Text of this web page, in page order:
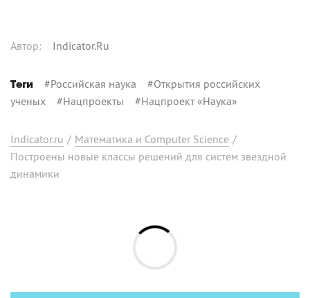
Автор: Indicator.Ru
Теги #Российская наука #Открытия российских
ученых #Нацпроекты #Нацпроект «Наука»
Indicator.ru / Математика и Computer Science /
Построены новые классы решений для систем звездной
динамики